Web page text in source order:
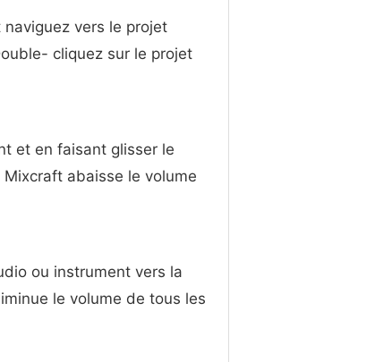
vers le projet
cliquez sur le projet
et en faisant glisser le
abaisse le volume
ou instrument vers la
le volume de tous les